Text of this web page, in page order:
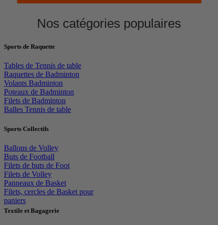
Nos catégories populaires
Sports de Raquette
Tables de Tennis de table
Raquettes de Badminton
Volants Badminton
Poteaux de Badminton
Filets de Badminton
Balles Tennis de table
Sports Collectifs
Ballons de Volley
Buts de Football
Filets de buts de Foot
Filets de Volley
Panneaux de Basket
Filets, cercles de Basket pour
paniers
Textile et Bagagerie